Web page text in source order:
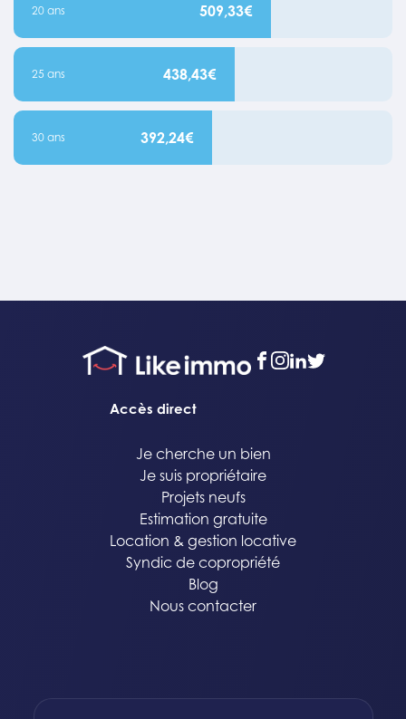
20 ans 509,33€
25 ans 438,43€
30 ans 392,24€
facebook
instagram
linkedin
twitter
Accès direct
Je cherche un bien
Je suis propriétaire
Projets neufs
Estimation gratuite
Location & gestion locative
Syndic de copropriété
Blog
Nous contacter